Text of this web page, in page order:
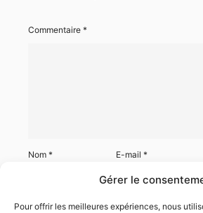
Gérer le
Pour offrir les meilleures expériences, nous
Commentaire *
Nom * E-mail*